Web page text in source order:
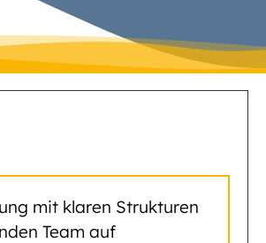
mit klaren Strukturen
Team auf